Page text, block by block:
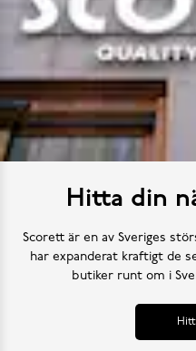
Hitta din
Scorett är en av Sveriges
har expanderat kraftigt de
butiker runt om i